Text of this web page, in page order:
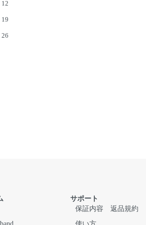
12
19
26
サポート
保証内容
返品規約